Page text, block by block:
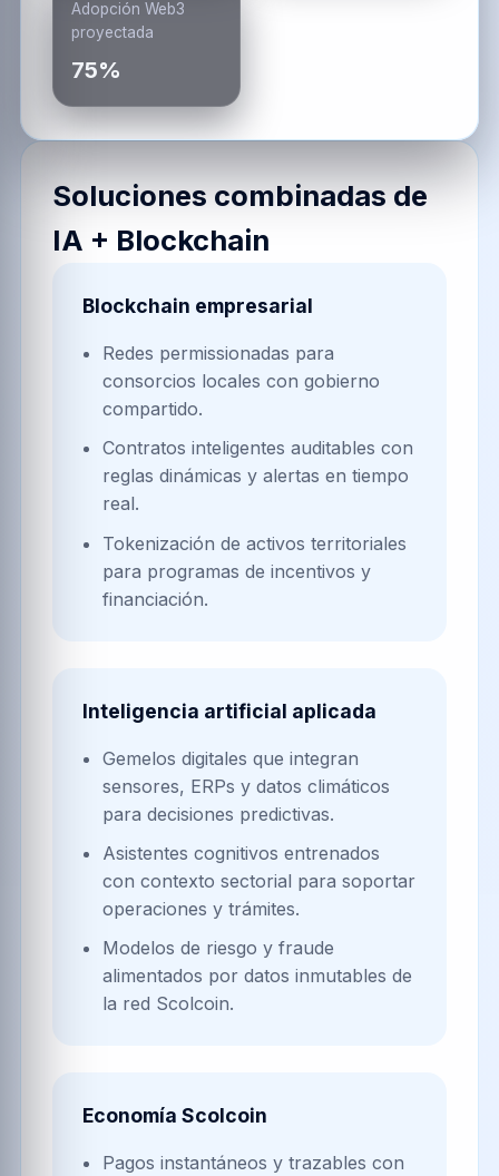
Adopción Web3
proyectada
75%
Soluciones combinadas de
IA + Blockchain
Blockchain empresarial
Redes permissionadas para
consorcios locales con gobierno
compartido.
Contratos inteligentes auditables con
reglas dinámicas y alertas en tiempo
real.
Tokenización de activos territoriales
para programas de incentivos y
financiación.
Inteligencia artificial aplicada
Gemelos digitales que integran
sensores, ERPs y datos climáticos
para decisiones predictivas.
Asistentes cognitivos entrenados
con contexto sectorial para soportar
operaciones y trámites.
Modelos de riesgo y fraude
alimentados por datos inmutables de
la red Scolcoin.
Economía Scolcoin
Pagos instantáneos y trazables con